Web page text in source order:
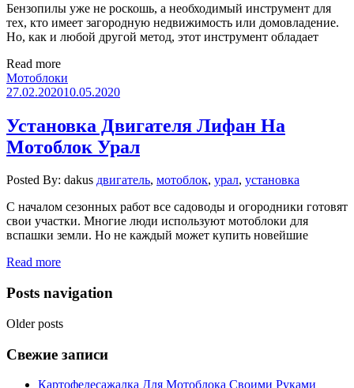
Бензопилы уже не роскошь, а необходимый инструмент для
тех, кто имеет загородную недвижимость или домовладение.
Но, как и любой другой метод, этот инструмент обладает
Read more
Мотоблоки
27.02.202010.05.2020
Установка Двигателя Лифан На
Мотоблок Урал
Posted By: dakus двигатель, мотоблок, урал, установка
С началом сезонных работ все садоводы и огородники готовят
свои участки. Многие люди используют мотоблоки для
вспашки земли. Но не каждый может купить новейшие
Read more
Posts navigation
Older posts
Свежие записи
Картофелесажалка Для Мотоблока Своими Руками